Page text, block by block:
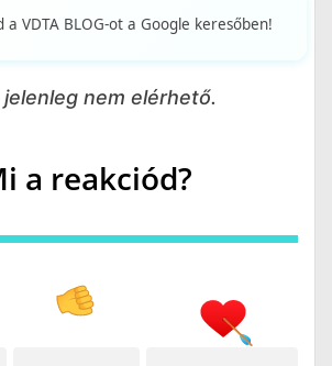
a VDTA BLOG-ot a Google keresőben!
nem elérhető.
a reakciód?